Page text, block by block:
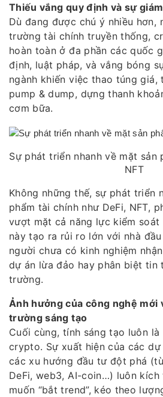
Thiếu vắng quy định và sự
Dù đang được chú ý nhiều hơn,
trường tài chính truyền thống,
hoàn toàn ở đa phần các quốc
định, luật pháp, và vắng bóng
ngành khiến việc thao túng giá,
pump & dump, dựng thanh
cơm bữa.
Sự phát triển nhanh về mặt sản
NFT
Không những thế, sự phát triển
phẩm tài chính như DeFi, NFT,
vượt mặt cả năng lực kiểm soát
này tạo ra rủi ro lớn với nhà
người chưa có kinh nghiệm
dự án lừa đảo hay phân biệt
trường.
Ảnh hưởng của công nghệ mới
trường sáng tạo
Cuối cùng, tính sáng tạo luôn
crypto. Sự xuất hiện của các
các xu hướng đầu tư đột phá
DeFi, web3, AI-coin…) luôn
muốn “bắt trend”, kéo theo